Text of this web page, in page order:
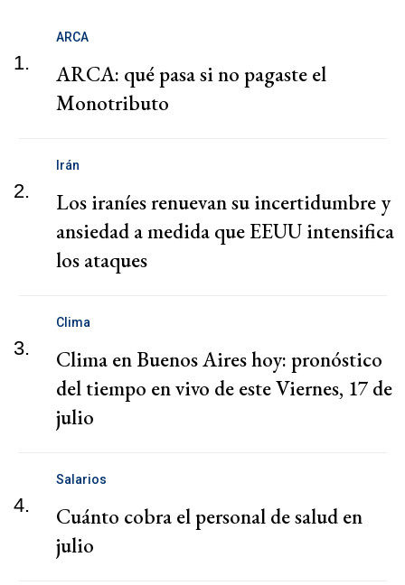
1.
ARCA
ARCA: qué pasa si no pagaste el
Monotributo
2.
Irán
Los iraníes renuevan su incertidumbre y
ansiedad a medida que EEUU intensifica
los ataques
3.
Clima
Clima en Buenos Aires hoy: pronóstico
del tiempo en vivo de este Viernes, 17 de
julio
4.
Salarios
Cuánto cobra el personal de salud en
julio